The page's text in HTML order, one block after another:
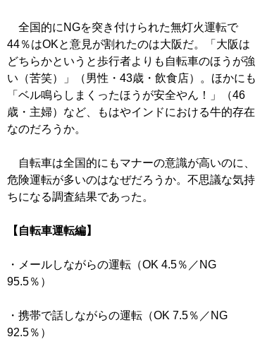
全国的にNGを突き付けられた無灯火運転で
44％はOKと意見が割れたのは大阪だ。「大阪は
どちらかというと歩行者よりも自転車のほうが強
い（苦笑）」（男性・43歳・飲食店）。ほかにも
「ベル鳴らしまくったほうが安全やん！」（46
歳・主婦）など、もはやインドにおける牛的存在
なのだろうか。
自転車は全国的にもマナーの意識が高いのに、
危険運転が多いのはなぜだろうか。不思議な気持
ちになる調査結果であった。
【自転車運転編】
・メールしながらの運転（OK 4.5％／NG
95.5％）
・携帯で話しながらの運転（OK 7.5％／NG
92.5％）